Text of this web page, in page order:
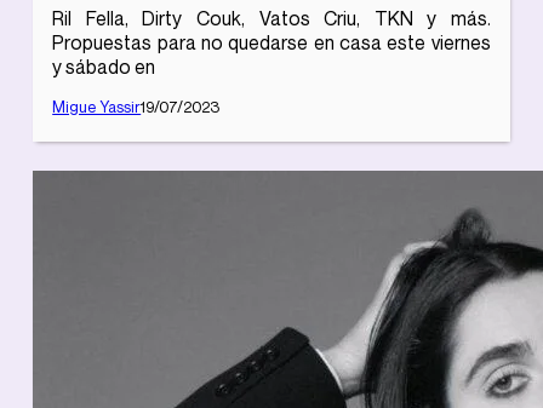
Ril Fella, Dirty Couk, Vatos Criu, TKN y más.
Propuestas para no quedarse en casa este viernes
y sábado en
Migue Yassir19/07/2023